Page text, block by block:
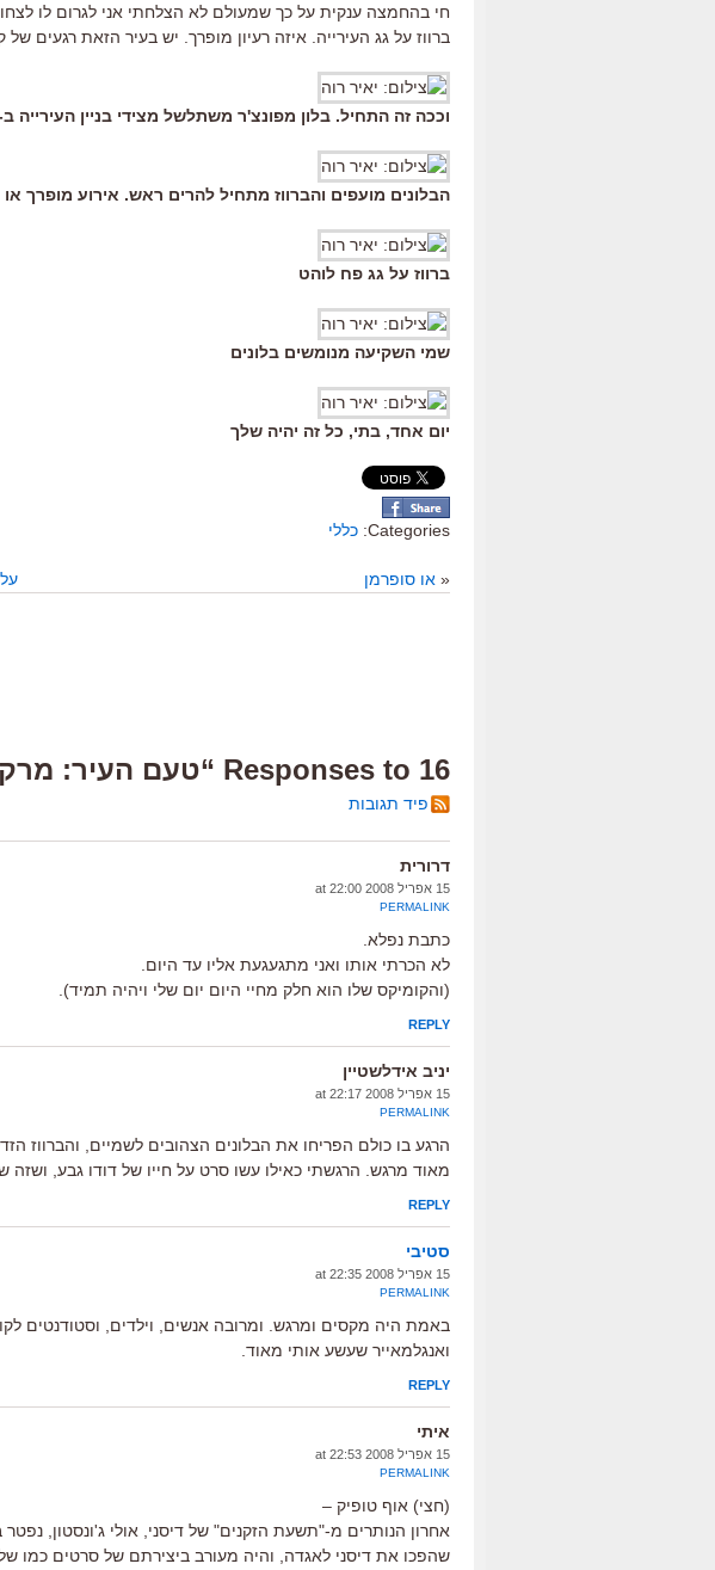
חי בהחמצה ענקית על כך שמעולם לא הצלחתי אני לגרום לו
ברווז על גג העירייה. איזה רעיון מופרך. יש בעיר הזאת רגעים של
וככה זה התחיל. בלון מפונצ'ר משתלשל מצידי בניין העירייה ב-
הבלונים מועפים והברווז מתחיל להרים ראש. אירוע מופרך
ברווז על גג פח לוהט
שמי השקיעה מנומשים בלונים
יום אחד, בתי, כל זה יהיה שלך
Categories: כללי
« או סופרמן
16 Responses to “טעם העיר: מרק ברווז”
פיד תגובות
דרורית
15 אפריל 2008 at 22:00
PERMALINK
כתבת נפלא.
לא הכרתי אותו ואני מתגעגעת אליו עד היום.
(והקומיקס שלו הוא חלק מחיי היום יום שלי ויהיה תמיד).
REPLY
יניב אידלשטיין
15 אפריל 2008 at 22:17
PERMALINK
הרגע בו כולם הפריחו את הבלונים הצהובים לשמיים, והברווז
מאוד מרגש. הרגשתי כאילו עשו סרט על חייו של דודו גבע, ושזה
REPLY
סטיבי
15 אפריל 2008 at 22:35
PERMALINK
באמת היה מקסים ומרגש. ומרובה אנשים, וילדים, וסטודנטים
ואנגלמאייר שעשע אותי מאוד.
REPLY
איתי
15 אפריל 2008 at 22:53
PERMALINK
(חצי) אוף טופיק –
שהפכו את דיסני לאגדה, והיה מעורב ביצירתם של סרטים כמו